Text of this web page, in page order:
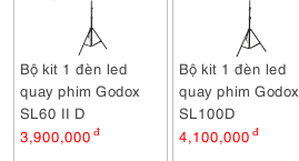
Bộ kit 1 đèn led
quay phim Godox
SL60 II D
3,900,000 đ
Bộ kit 1 đèn led
quay phim Godox
SL100D
4,100,000 đ